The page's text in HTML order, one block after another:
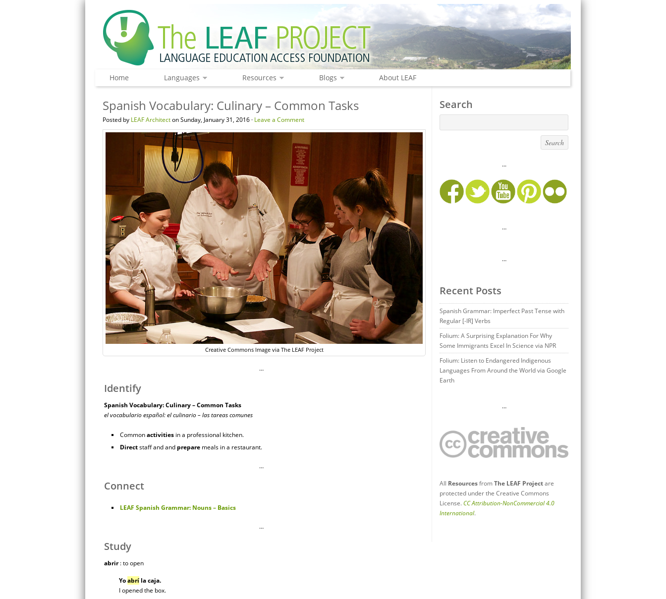
Home Languages Resources Blogs About LEAF
Spanish Vocabulary: Culinary – Common Tasks
Posted by LEAF Architecton Sunday, January 31, 2016 · Leave a Comment
Creative Commons Image via The LEAF Project
…
Identify
Spanish Vocabulary: Culinary – Common Tasks
el vocabulario español: el culinario – las tareas comunes
Commonactivities in a professional kitchen.
Directstaff and and prepare meals in a restaurant.
…
Connect
LEAF Spanish Grammar: Nouns – Basics
…
Study
abrir: to open
Yoabrí la caja.
I opened the box.
Search
...
…
…
Recent Posts
Spanish Grammar: Imperfect Past Tense with
Regular [-IR] Verbs
Folium: A Surprising Explanation For Why
Some Immigrants Excel In Science via NPR
Folium: Listen to Endangered Indigenous
Languages From Around the World via Google
Earth
…
All ResourcesfromThe LEAF Projectare
protected under the Creative Commons
License.CC Attribution-NonCommercial 4.0
International.